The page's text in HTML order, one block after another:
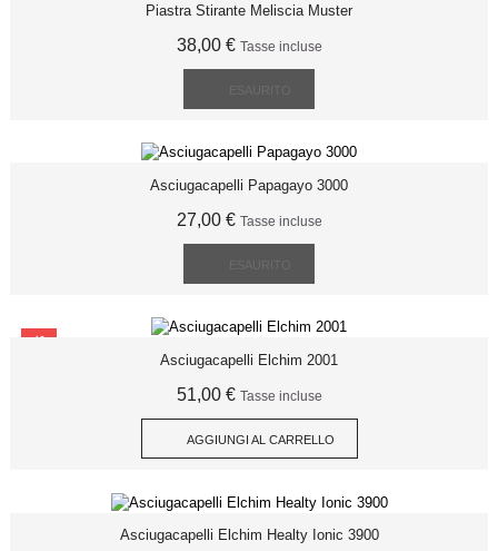
Piastra Stirante Meliscia Muster
38,00 € Tasse incluse
Asciugacapelli Papagayo 3000
27,00 € Tasse incluse
Asciugacapelli Elchim 2001
51,00 € Tasse incluse
AGGIUNGI AL CARRELLO
Asciugacapelli Elchim Healty Ionic 3900